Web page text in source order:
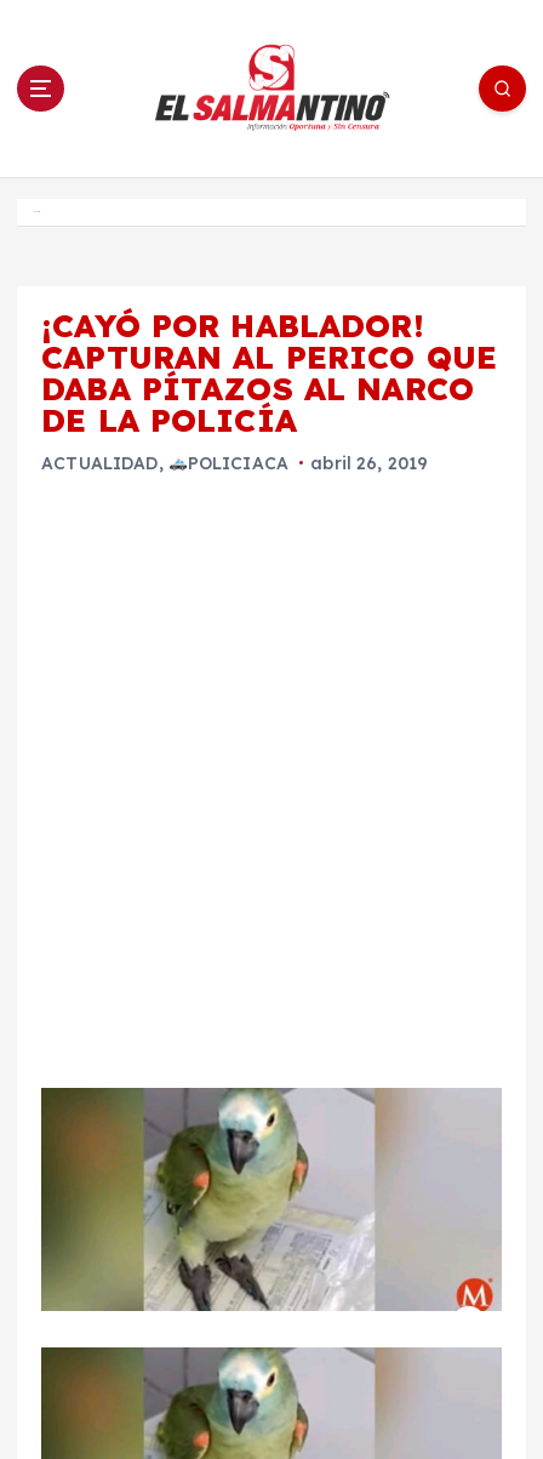
n El Salmantino - medios/noticias/editorial
¡CAYÓ POR HABLADOR!
CAPTURAN AL PERICO QUE
DABA PÍTAZOS AL NARCO
DE LA POLICÍA
ACTUALIDAD, POLICIACA abril 26, 2019